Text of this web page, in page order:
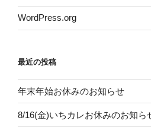
WordPress.org
最近の投稿
年末年始お休みのお知らせ
8/16(金)いちカレお休みのお知ら